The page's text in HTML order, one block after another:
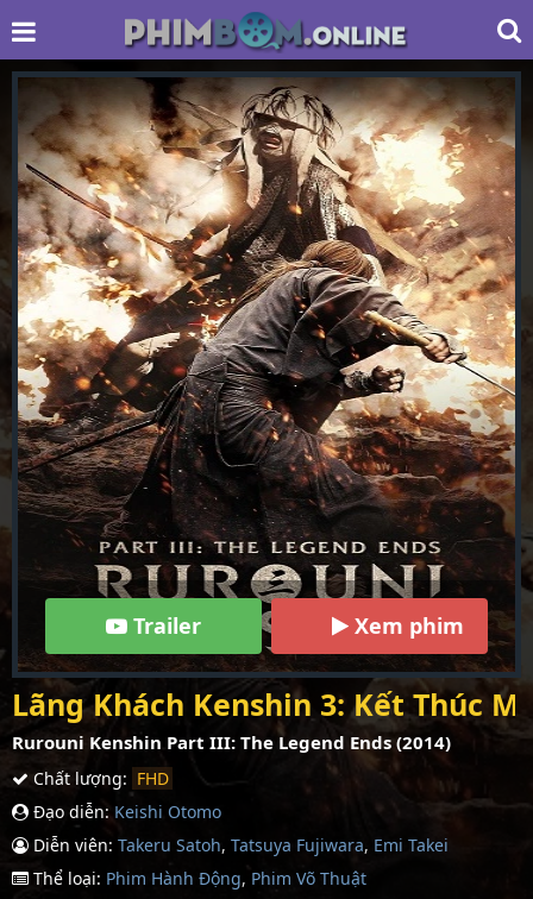
Trailer Xem phim
Lãng Khách Kenshin 3: Kết Thúc
Rurouni Kenshin Part III: The Legend Ends (2014)
Chất lượng: FHD
Đạo diễn: Keishi Otomo
Diễn viên: Takeru Satoh, Tatsuya Fujiwara, Emi Takei
Thể loại: Phim Hành Động, Phim Võ Thuật